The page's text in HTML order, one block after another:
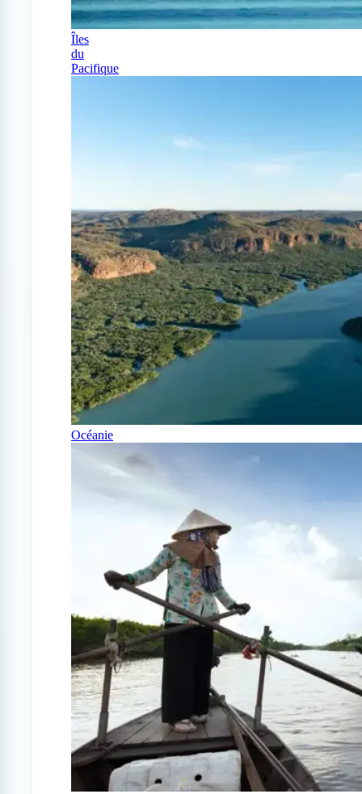
Îles
du
Pacifique
Océanie